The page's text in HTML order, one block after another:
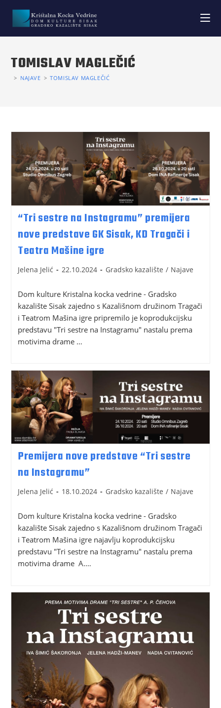
TOMISLAV MAGLEČIĆ
> NAJAVE > TOMISLAV MAGLEČIĆ
“Tri sestre na Instagramu” premijera
nove predstave GK Sisak, KD Tragači i
Teatra Mašine igre
Jelena Jelić 22.10.2024 Gradsko kazalište / Najave
Dom kulture Kristalna kocka vedrine - Gradsko
kazalište Sisak zajedno s Kazališnom družinom Tragači
i Teatrom Mašina igre pripremilo je koprodukcijsku
predstavu "Tri sestre na Instagramu" nastalu prema
motivima drame …
Premijera nove predstave “Tri sestre
na Instagramu”
Jelena Jelić 18.10.2024 Gradsko kazalište / Najave
Dom kulture Kristalna kocka vedrine - Gradsko
kazalište Sisak zajedno s Kazališnom družinom Tragači
i Teatrom Mašina igre najavlju koprodukcijsku
predstavu "Tri sestre na Instagramu" nastalu prema
motivima drame A.…